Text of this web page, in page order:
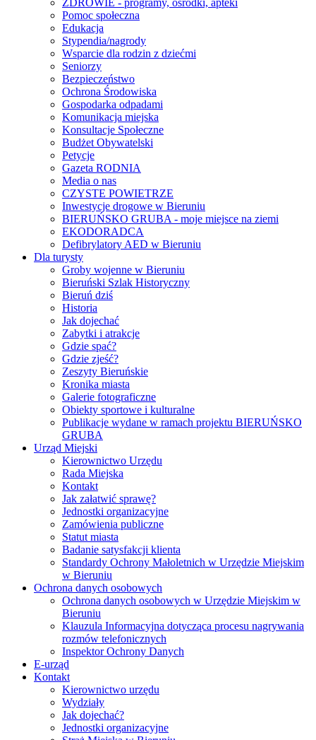
ZDROWIE - programy, ośrodki, apteki
Pomoc społeczna
Edukacja
Stypendia/nagrody
Wsparcie dla rodzin z dziećmi
Seniorzy
Bezpieczeństwo
Ochrona Środowiska
Gospodarka odpadami
Komunikacja miejska
Konsultacje Społeczne
Budżet Obywatelski
Petycje
Gazeta RODNIA
Media o nas
CZYSTE POWIETRZE
Inwestycje drogowe w Bieruniu
BIERUŃSKO GRUBA - moje miejsce na ziemi
EKODORADCA
Defibrylatory AED w Bieruniu
Dla turysty
Groby wojenne w Bieruniu
Bieruński Szlak Historyczny
Bieruń dziś
Historia
Jak dojechać
Zabytki i atrakcje
Gdzie spać?
Gdzie zjeść?
Zeszyty Bieruńskie
Kronika miasta
Galerie fotograficzne
Obiekty sportowe i kulturalne
Publikacje wydane w ramach projektu BIERUŃSKO
GRUBA
Urząd Miejski
Kierownictwo Urzędu
Rada Miejska
Kontakt
Jak załatwić sprawę?
Jednostki organizacyjne
Zamówienia publiczne
Statut miasta
Badanie satysfakcji klienta
Standardy Ochrony Małoletnich w Urzędzie Miejskim
w Bieruniu
Ochrona danych osobowych
Ochrona danych osobowych w Urzędzie Miejskim w
Bieruniu
Klauzula Informacyjna dotycząca procesu nagrywania
rozmów telefonicznych
Inspektor Ochrony Danych
E-urząd
Kontakt
Kierownictwo urzędu
Wydziały
Jak dojechać?
Jednostki organizacyjne